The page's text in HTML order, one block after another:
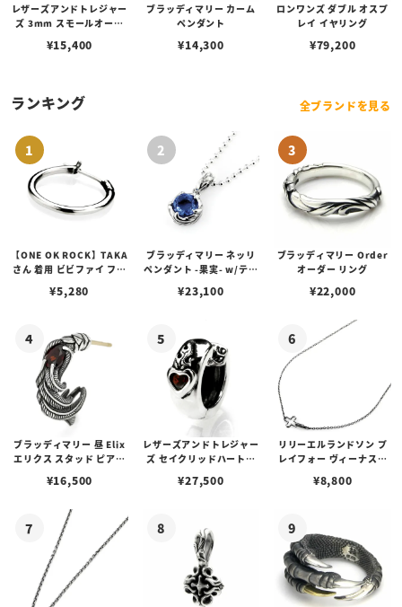
レザーズアンドトレジャー
ズ 3mm スモールオーバ
ブスタークラスプ＆LTロ
¥15,400
ブラッディマリー カーム
ペンダント
¥14,300
ロンワンズ ダブル オスプ
レイ イヤリング
¥79,200
ランキング 全ブランドを見る
【ONE OK ROCK】TAKA
さん 着用 ビビファイ フー
¥5,280
ブラッディマリー ネッリ
ペンダント -果実- w/ティ
¥23,100
ブラッディマリー Order
オーダー リング
¥22,000
ブラッディマリー 昼 Elix
エリクス スタッド ピアス
¥16,500
レザーズアンドトレジャー
ズ セイクリッドハートピ
¥27,500
リリーエルランドソン プ
レイフォー ヴィーナスチ
¥8,800